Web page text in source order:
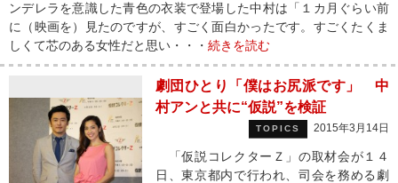
ンデレラを意識した青色の衣装で登場した中村は「１カ月ぐらい前
に（映画を）見たのですが、すごく面白かったです。すごくたくま
しくて芯のある女性だと思い・・・ 続きを読む
劇団ひとり「僕はお尻派です」 中
村アンと共に“仮説”を検証
TOPICS 2015年3月14日
「仮説コレクターＺ」の取材会が１４
日、東京都内で行われ、司会を務める劇